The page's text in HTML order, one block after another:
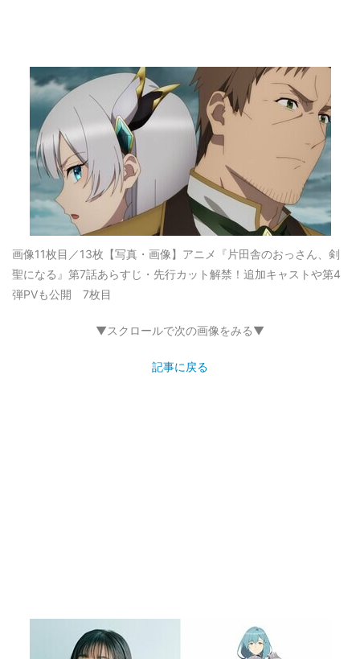
画像11枚目／13枚 【写真・画像】アニメ『片田舎のおっさん、剣
聖になる』第7話あらすじ・先行カット解禁！追加キャストや第4
弾PVも公開 7枚目
▼スクロールで次の画像をみる▼
記事に戻る